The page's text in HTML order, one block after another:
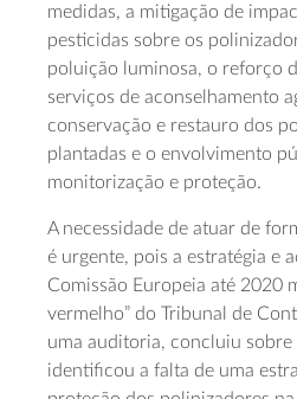
medidas, a mitigação de
pesticidas sobre os
poluição luminosa, o reforço
serviços de aconselhamento
conservação e restauro dos
plantadas e o envolvimento
monitorização e proteção.
A necessidade de atuar de
é urgente, pois a estratégia e
Comissão Europeia até 2020
vermelho” do Tribunal de
uma auditoria, concluiu sobre
identificou a falta de uma